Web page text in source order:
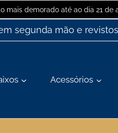
mais demorado até ao dia 21 de
segunda mão e revistos
Acessórios